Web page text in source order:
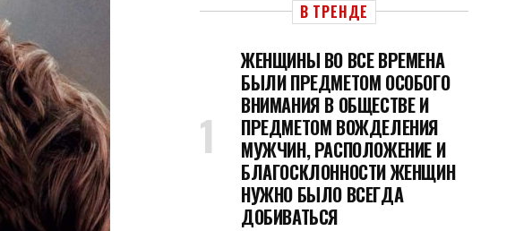
В ТРЕНДЕ
ЖЕНЩИНЫ ВО ВСЕ ВРЕМЕНА
БЫЛИ ПРЕДМЕТОМ ОСОБОГО
ВНИМАНИЯ В ОБЩЕСТВЕ И
ПРЕДМЕТОМ ВОЖДЕЛЕНИЯ
МУЖЧИН, РАСПОЛОЖЕНИЕ И
БЛАГОСКЛОННОСТИ ЖЕНЩИН
НУЖНО БЫЛО ВСЕГДА
ДОБИВАТЬСЯ